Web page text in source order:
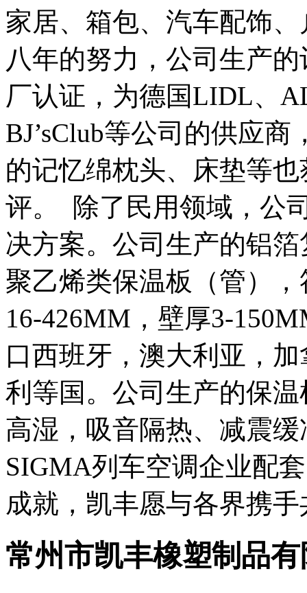
家居、箱包、汽车配饰、
八年的努力，公司生产
厂认证，为德国LIDL、
BJ’sClub等公司的供应
的记忆绵枕头、床垫等
评。  除了民用领域，
决方案。公司生产的铝
聚乙烯类保温板（管）
16-426MM，壁厚3-
口西班牙，澳大利亚，
利等国。公司生产的保
高湿，吸音隔热、减震
SIGMA列车空调企业配
常州市凯丰橡塑制品